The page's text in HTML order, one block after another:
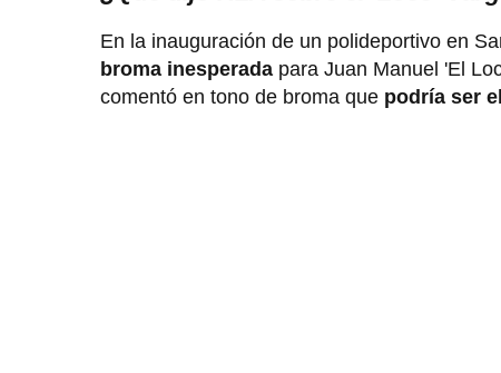
En la inauguración de un polideportivo en
broma inesperada para Juan Manuel 'El
comentó en tono de broma que podría ser